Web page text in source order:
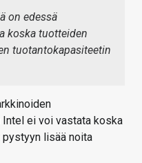
on edessä
koska tuotteiden
tuotantokapasiteetin
Intel ei voi vastata koska
lisää noita